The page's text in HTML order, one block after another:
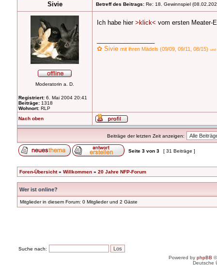
Sivie Betreff des Beitrags: Re: 18. Gewinnspiel
Moderatorin a. D.
Registriert: 6. Mai 2004 20:41
Beiträge: 1318
Wohnort: RLP
Ich habe hier >klick< vom ersten Meater-
✿ Sivie mit ihren Mädels (09/09, 09/11, 08/15) und
Nach oben
Beiträge der letzten Zeit anzeigen:
Seite 3 von 3 [ 31 Beiträge ]
Foren-Übersicht» Willkommen » 20 Jahre NFP-Forum
Wer ist online?
Mitglieder in diesem Forum: 0 Mitglieder und 2 Gäste
Suche nach:
Powered by phpBB
Deutsche